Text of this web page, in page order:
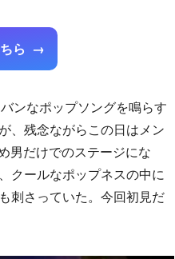
ら
ンなポップソングを鳴らす
、残念ながらこの日はメン
男だけでのステージにな
クールなポップネスの中に
刺さっていた。今回初見だ